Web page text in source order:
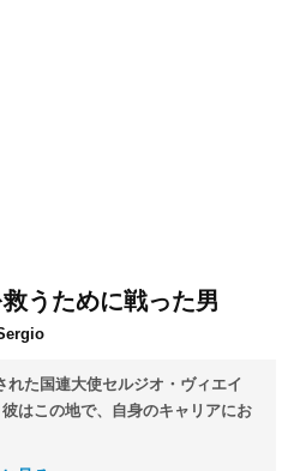
うために戦った男
た国連大使セルジオ・ヴィエイ
はこの地で、自身のキャリアにお